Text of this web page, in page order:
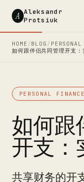
A Aleksandr
Protsiuk
HOME /BLOG /
如何跟伴侣共同管理开支：
PERSONAL FINANCE
如何跟
开支：
共享财务的开